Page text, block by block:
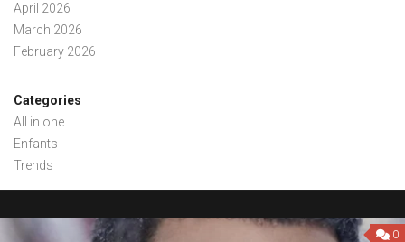
April 2026
March 2026
February 2026
Categories
All in one
Enfants
Trends
0